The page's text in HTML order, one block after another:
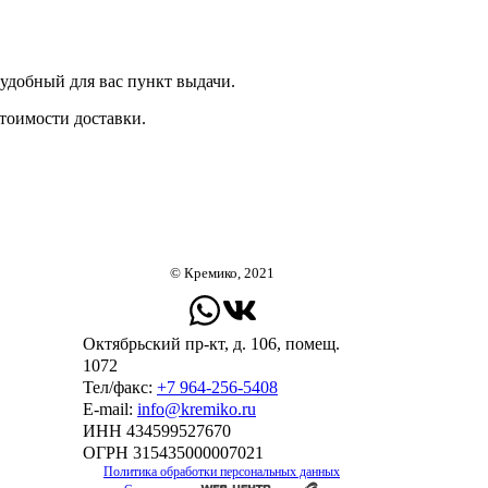
для вас пункт выдачи.
доставки.
© Кремико, 2021
Октябрьский пр-кт, д. 106, помещ.
1072
Тел/факс: +7 964-256-5408
Е-mail: info@kremiko.ru
ИНН 434599527670
ОГРН 315435000007021
Политика обработки персональных данных